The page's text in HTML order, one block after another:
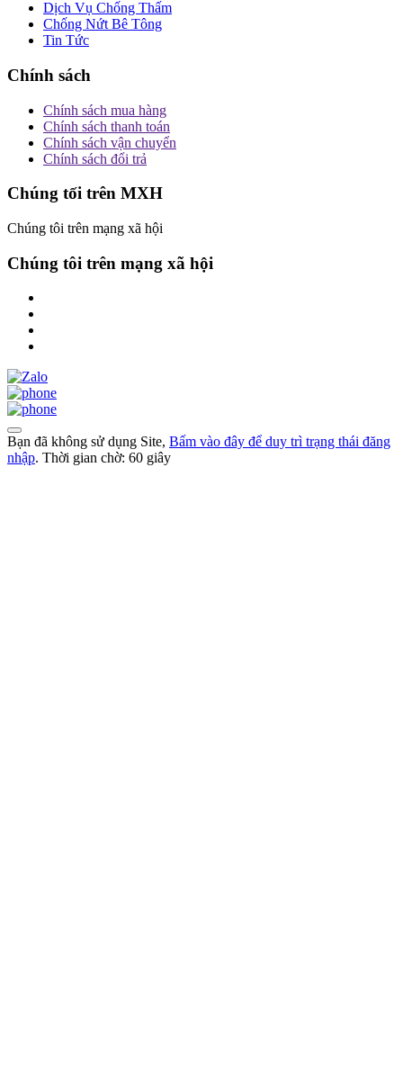
Dịch Vụ Chống Thấm
Chống Nứt Bê Tông
Tin Tức
Chính sách
Chính sách mua hàng
Chính sách thanh toán
Chính sách vận chuyển
Chính sách đổi trả
Chúng tối trên MXH
Chúng tôi trên mạng xã hội
Chúng tôi trên mạng xã hội
Bạn đã không sử dụng Site, Bấm vào đây để duy trì trạng thái đăng
nhập. Thời gian chờ: 60 giây